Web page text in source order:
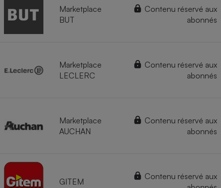
Marketplace
BUT
Contenu réservé aux
abonnés
Marketplace
LECLERC
Contenu réservé aux
abonnés
Marketplace
AUCHAN
Contenu réservé aux
abonnés
GITEM
Contenu réservé aux